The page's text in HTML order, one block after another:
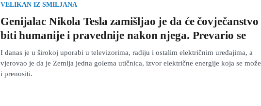
VELIKAN IZ SMILJANA
Genijalac Nikola Tesla zamišljao je da će čovječanstvo
biti humanije i pravednije nakon njega. Prevario se
I danas je u širokoj uporabi u televizorima, radiju i ostalim električnim uređajima, a
vjerovao je da je Zemlja jedna golema utičnica, izvor električne energije koja se može
i prenositi.